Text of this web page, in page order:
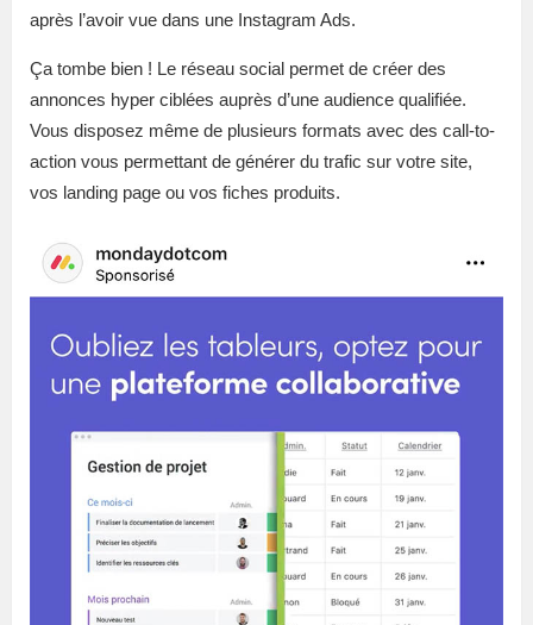
après l’avoir vue dans une Instagram Ads.
Ça tombe bien ! Le réseau social permet de créer des
annonces hyper ciblées auprès d’une audience qualifiée.
Vous disposez même de plusieurs formats avec des call-to-
action vous permettant de générer du trafic sur votre site,
vos landing page ou vos fiches produits.